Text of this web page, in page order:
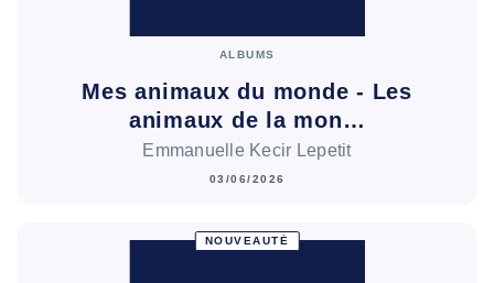
ALBUMS
Mes animaux du monde - Les
animaux de la mon…
Emmanuelle Kecir Lepetit
03/06/2026
NOUVEAUTÉ